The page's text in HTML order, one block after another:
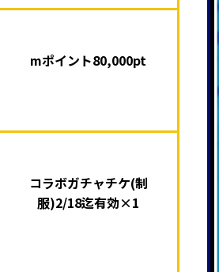
mポイント80,000pt
コラボガチャチケ(制
服)2/18迄有効×1